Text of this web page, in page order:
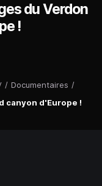
/ Documentaires /
canyon d'Europe !
du Verdon
!